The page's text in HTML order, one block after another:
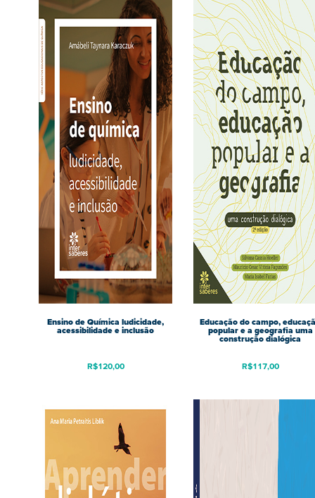
Ensino de Química ludicidade,
acessibilidade e inclusão
R$120,00
Educação do campo,
popular e a geografia uma
construção dialógica
R$117,00